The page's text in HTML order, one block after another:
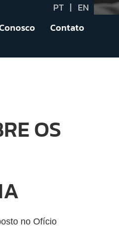
PT | EN
Contato
OS
no Ofício